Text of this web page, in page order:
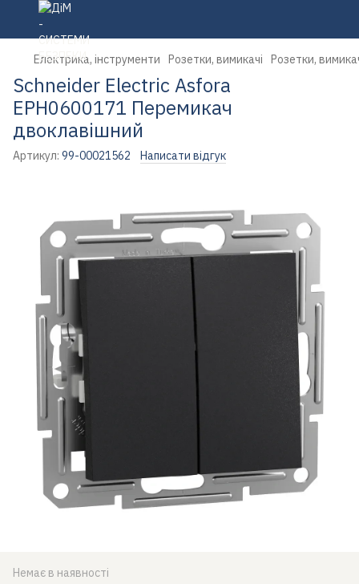
Електрика, інструменти Розетки, вимикачі Розетки,
Schneider Electric Asfora
EPH0600171 Перемикач
двоклавішний
Артикул: 99-00021562 Написати відгук
Немає в наявності